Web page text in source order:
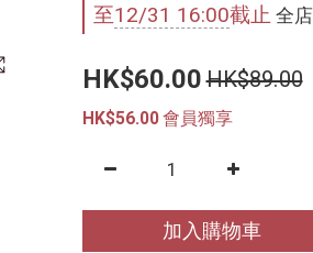
至12/31 16:00截止 全
HK$60.00HK$89.00
HK$56.00會員獨享
加入購物車